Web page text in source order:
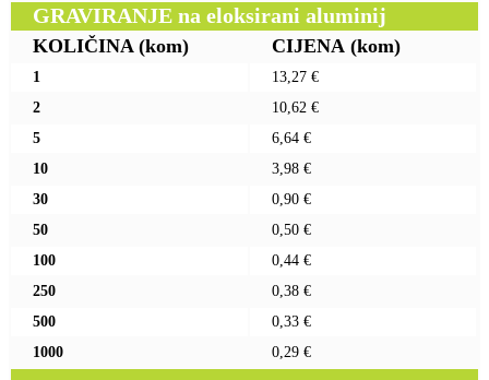
GRAVIRANJE na eloksirani aluminij
KOLIČINA (kom) CIJENA (kom)
1
13,27 €
2
10,62 €
5
6,64 €
10
3,98 €
30
0,90 €
50
0,50 €
100
0,44 €
250
0,38 €
500
0,33 €
1000
0,29 €